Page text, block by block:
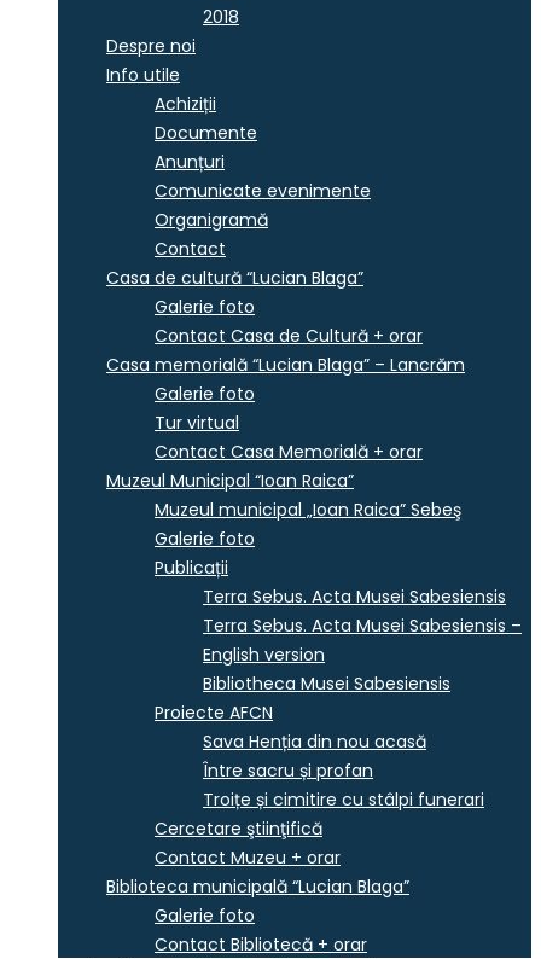
2018
Despre noi
Info utile
Achiziții
Documente
Anunțuri
Comunicate evenimente
Organigramă
Contact
Casa de cultură “Lucian Blaga”
Galerie foto
Contact Casa de Cultură + orar
Casa memorială “Lucian Blaga” – Lancrăm
Galerie foto
Tur virtual
Contact Casa Memorială + orar
Muzeul Municipal “Ioan Raica”
Muzeul municipal „Ioan Raica” Sebeş
Galerie foto
Publicații
Terra Sebus. Acta Musei Sabesiensis
Terra Sebus. Acta Musei Sabesiensis –
English version
Bibliotheca Musei Sabesiensis
Proiecte AFCN
Sava Henția din nou acasă
Între sacru și profan
Troițe și cimitire cu stâlpi funerari
Cercetare ştiinţifică
Contact Muzeu + orar
Biblioteca municipală “Lucian Blaga”
Galerie foto
Contact Bibliotecă + orar